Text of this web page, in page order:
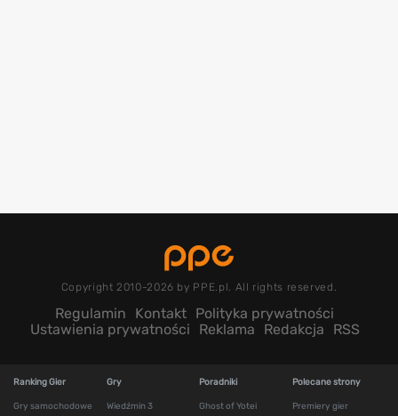
Copyright 2010-2026 by PPE.pl. All rights reserved.
Regulamin Kontakt Polityka prywatności
Ustawienia prywatności
Reklama Redakcja RSS
Ranking Gier
Gry samochodowe
Gry
Wiedźmin 3
Poradniki
Ghost of Yotei
Polecane strony
Premiery gier